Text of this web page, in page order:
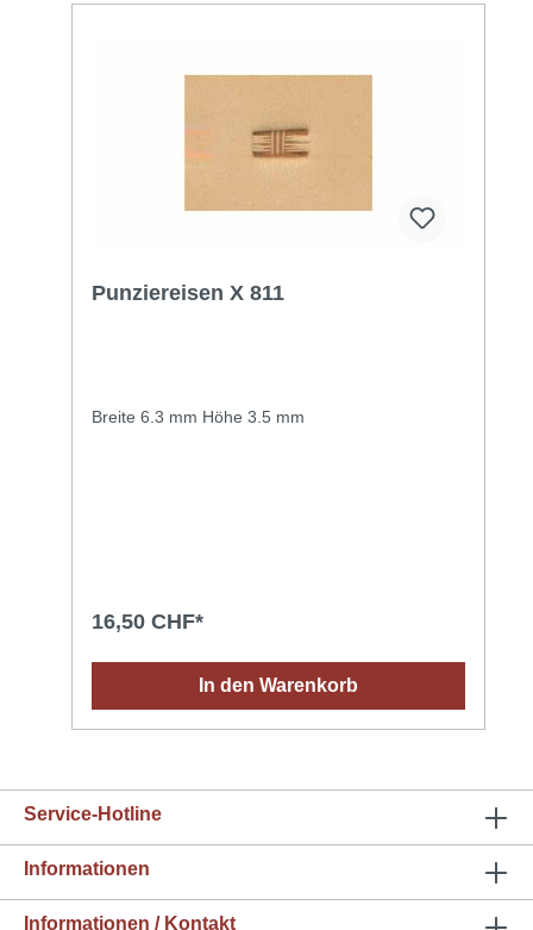
Punziereisen X 811
Breite 6.3 mm Höhe 3.5 mm
16,50 CHF*
In den Warenkorb
Service-Hotline
Informationen
Informationen / Kontakt